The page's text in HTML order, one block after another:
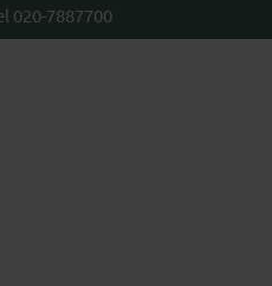
020-7887700